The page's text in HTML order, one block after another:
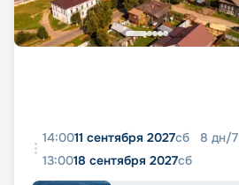
14:0011 сентября 2027сб 8 дн/7
13:0018 сентября 2027сб